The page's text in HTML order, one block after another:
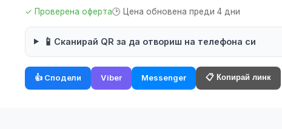
✓ Проверена оферта🕑 Цена обновена преди 4 дни
📱 Сканирай QR за да отвориш на телефона си
👍 Сподели Viber Messenger 📋 Копирай линк